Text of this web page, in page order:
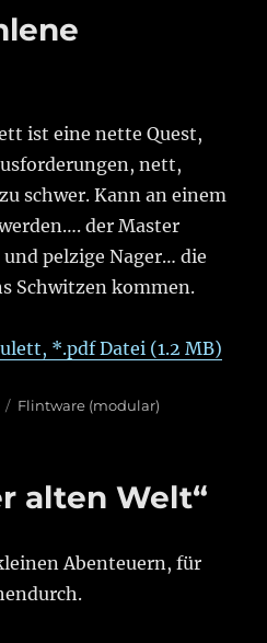
ist eine nette Quest,
nett,
schwer. Kann an einem
der Master
pelzige Nager… die
Schwitzen kommen.
*.pdf Datei (1.2 MB)
Kategorien
Flintware (modular)
alten Welt“
Abenteuern, für